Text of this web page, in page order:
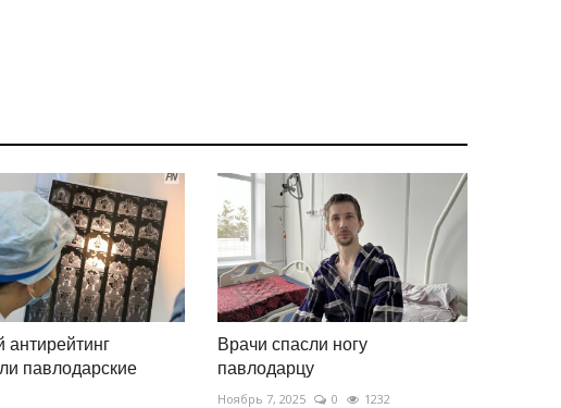
антирейтинг
павлодарские
Врачи спасли ногу
павлодарцу
Ноябрь 7, 2025 0 1232